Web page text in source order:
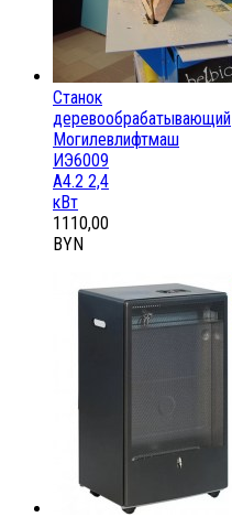
Станок
деревообрабатывающий
Могилевлифтмаш
ИЭ6009
А4.2 2,4
кВт
1110,00
BYN